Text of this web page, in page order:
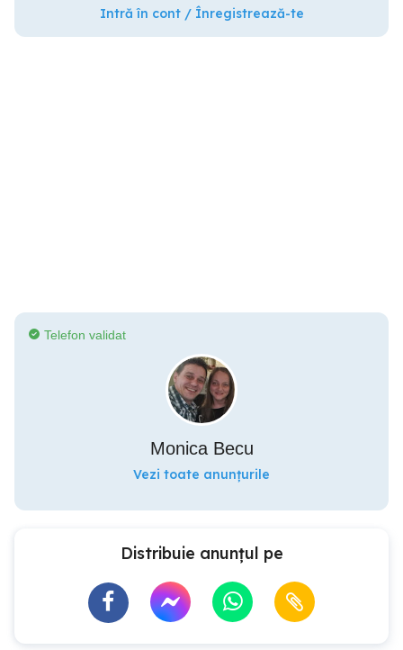
Intră în cont / Înregistrează-te
Telefon validat
Monica Becu
Vezi toate anunțurile
Distribuie anunțul pe